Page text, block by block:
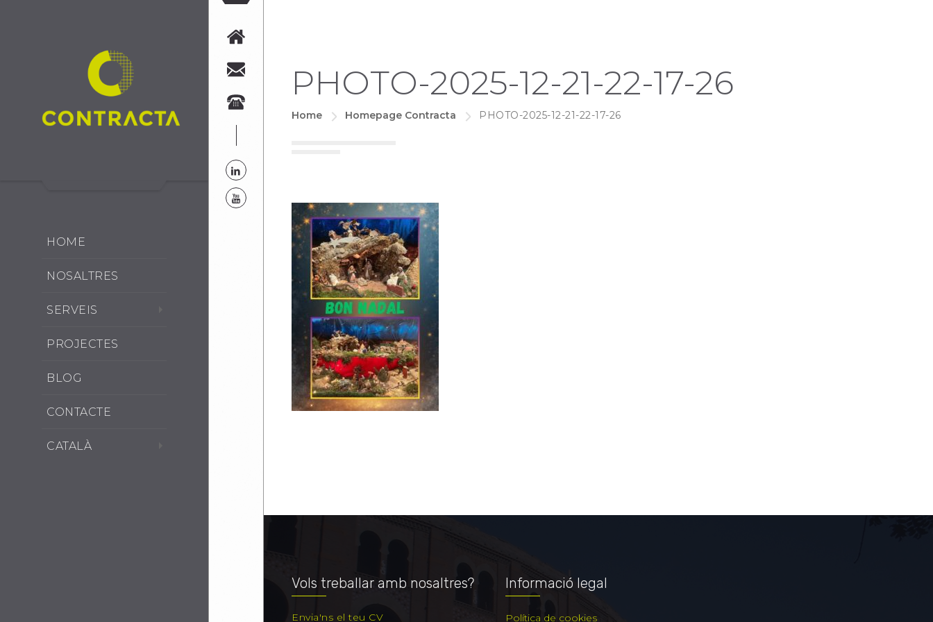
HOME
NOSALTRES
SERVEIS
PROJECTES
BLOG
CONTACTE
CATALÀ
PHOTO-2025-12-21-22-17-26
Home Homepage Contracta PHOTO-2025-12-21-22-17-26
Vols treballar amb nosaltres?
Envia'ns el teu CV
Informació legal
Política de cookies